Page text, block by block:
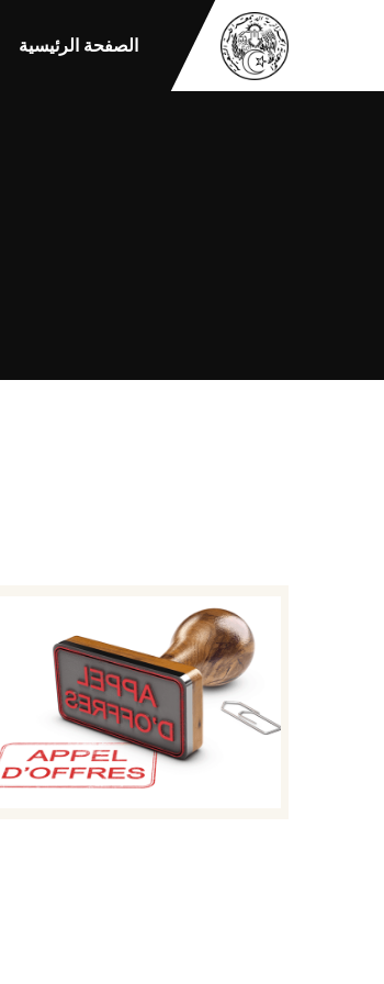
الصفحة الرئيسية